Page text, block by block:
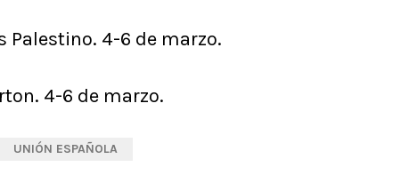
Palestino. 4-6 de marzo.
4-6 de marzo.
UNIÓN ESPAÑOLA